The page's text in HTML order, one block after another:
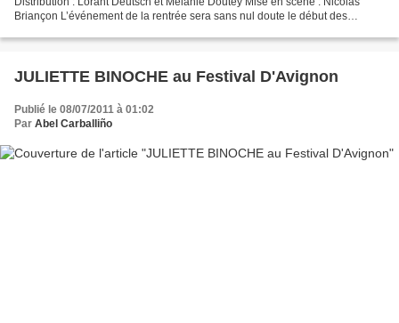
Briançon L’événement de la rentrée sera sans nul doute le début des
JULIETTE BINOCHE au Festival D'Avignon
Publié le 08/07/2011 à 01:02
Par Abel Carballiño